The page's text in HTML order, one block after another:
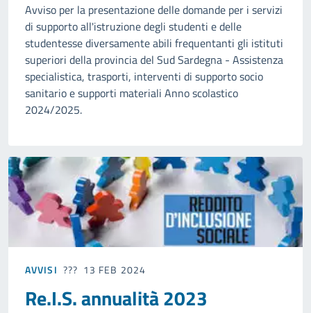
Avviso per la presentazione delle domande per i servizi
di supporto all'istruzione degli studenti e delle
studentesse diversamente abili frequentanti gli istituti
superiori della provincia del Sud Sardegna - Assistenza
specialistica, trasporti, interventi di supporto socio
sanitario e supporti materiali Anno scolastico
2024/2025.
AVVISI 13 FEB 2024
Re.I.S. annualità 2023